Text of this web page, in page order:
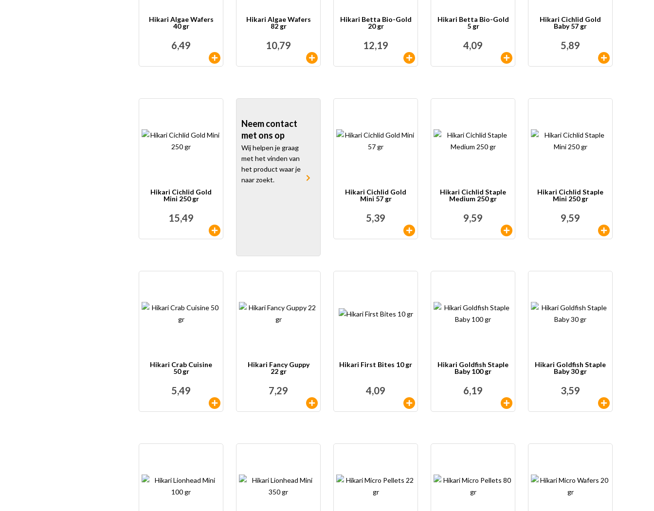
Hikari Algae Wafers
40 gr
6,49
Hikari Algae Wafers
82 gr
10,79
Hikari Betta Bio-Gold
20 gr
12,19
Hikari Betta Bio-Gold
5 gr
4,09
Hikari Cichlid Gold
Baby 57 gr
5,89
Hikari Cichlid Gold
Mini 250 gr
15,49
Neem contact
met ons op
Wij helpen je graag
met het vinden van
het product waar je
naar zoekt.
Hikari Cichlid Gold
Mini 57 gr
5,39
Hikari Cichlid Staple
Medium 250 gr
9,59
Hikari Cichlid Staple
Mini 250 gr
9,59
Hikari Crab Cuisine
50 gr
5,49
Hikari Fancy Guppy
22 gr
7,29
Hikari First Bites 10 gr
4,09
Hikari Goldfish Staple
Baby 100 gr
6,19
Hikari Goldfish Staple
Baby 30 gr
3,59